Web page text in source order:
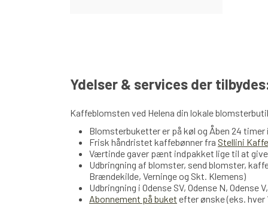
Ydelser & services der
Kaffeblomsten ved Helena din lokale
Blomsterbuketter er på køl og Åben 24
Frisk håndristet kaffebønner fra Stellini Kaffe
Værtinde gaver pænt indpakket lige til at give
Udbringning af blomster, send blomster,
Brændekilde, Verninge og Skt. Klemens)
Udbringning i Odense SV, Odense N, Odense
Abonnement på buket efter ønske (eks. hver